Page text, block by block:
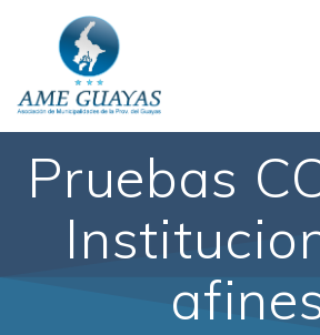
Pruebas